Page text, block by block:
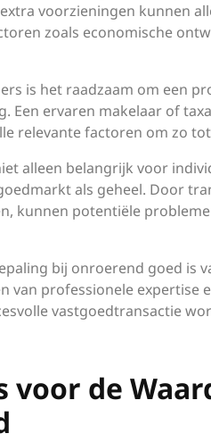
voorzieningen kunnen
zoals economische
is het raadzaam om een
Een ervaren makelaar of
relevante factoren om zo
alleen belangrijk voor
als geheel. Door
kunnen potentiële
bij onroerend goed is
van professionele expertise
vastgoedtransactie
voor de